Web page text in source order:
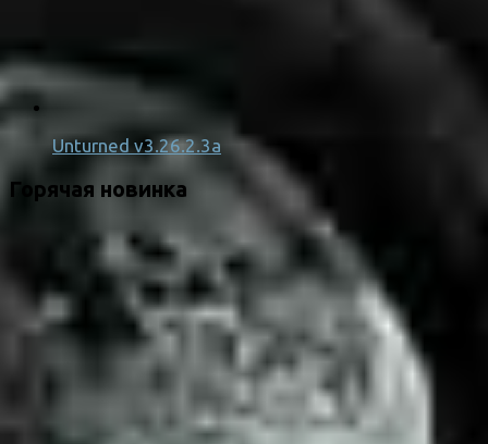
Unturned v3.26.2.3a
Горячая новинка